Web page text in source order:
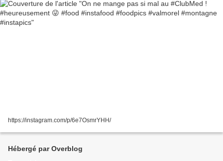
https://instagram.com/p/6e7OsmrYHH/
Hébergé par Overblog